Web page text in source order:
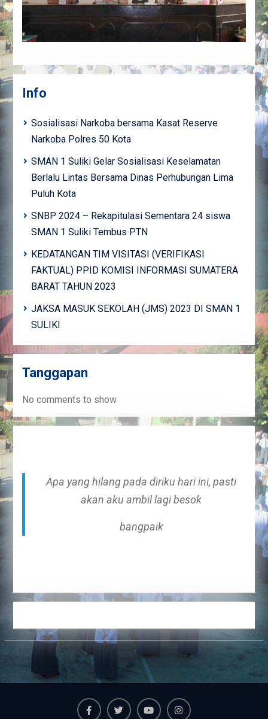
Info
Sosialisasi Narkoba bersama Kasat Reserve
Narkoba Polres 50 Kota
SMAN 1 Suliki Gelar Sosialisasi Keselamatan
Berlalu Lintas Bersama Dinas Perhubungan Lima
Puluh Kota
SNBP 2024 – Rekapitulasi Sementara 24 siswa
SMAN 1 Suliki Tembus PTN
KEDATANGAN TIM VISITASI (VERIFIKASI
FAKTUAL) PPID KOMISI INFORMASI SUMATERA
BARAT TAHUN 2023
JAKSA MASUK SEKOLAH (JMS) 2023 DI SMAN 1
SULIKI
Tanggapan
No comments to show.
Apa yang hilang pada diriku hari ini, pasti
akan aku ambil lagi besok
bangpaik